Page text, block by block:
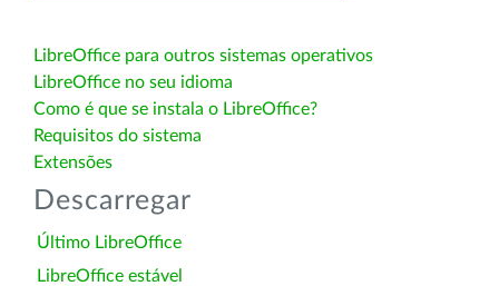
LibreOffice para outros sistemas operativos
LibreOffice no seu idioma
Como é que se instala o LibreOffice?
Requisitos do sistema
Extensões
Descarregar
Último LibreOffice
LibreOffice estável